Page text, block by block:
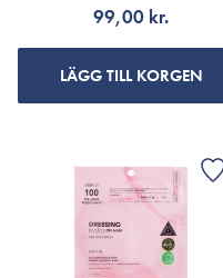
99,00 kr.
LÄGG TILL KORGEN